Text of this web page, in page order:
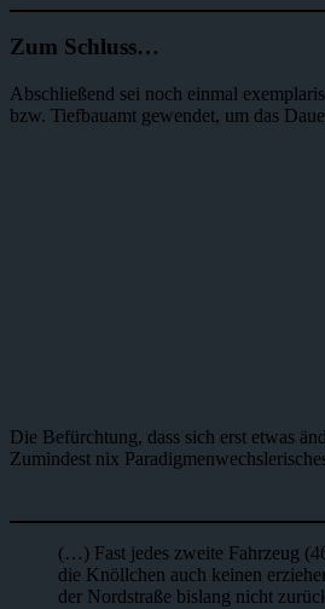
Zum Schluss…
Abschließend sei noch einmal
bzw. Tiefbauamt gewendet, um das
Die Befürchtung, dass sich erst etwas
Zumindest nix
(…) Fast jedes zweite Fahrzeug
die Knöllchen auch keinen
der Nordstraße bislang nicht